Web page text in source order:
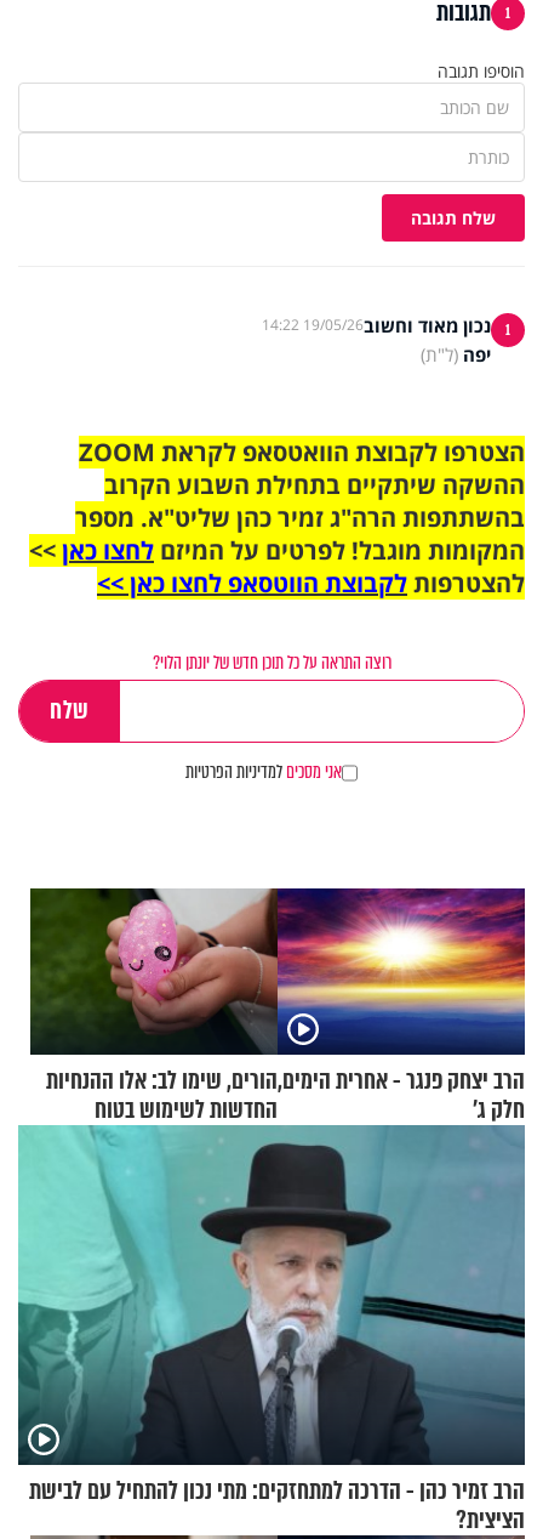
1 תגובות
הוסיפו תגובה
שלח תגובה
1 נכון מאוד וחשוב19/05/26 14:22
יפה (ל"ת)
הצטרפו לקבוצת הוואטסאפ לקראת ZOOM
ההשקה שיתקיים בתחילת השבוע הקרוב
בהשתתפות הרה"ג זמיר כהן שליט"א. מספר
המקומות מוגבל! לפרטים על המיזם לחצו כאן>>
להצטרפותלקבוצת הווטסאפ לחצו כאן >>
רוצה התראה על כל תוכן חדש של יונתן הלוי?
אני מסכיםלמדיניות הפרטיות
הרב יצחק פנגר - אחרית הימים,
חלק ג’
הורים, שימו לב: אלו ההנחיות
החדשות לשימוש בטוח
בסקווישי לאחר מקרי אשפוז
הרב זמיר כהן - הדרכה למתחזקים: מתי נכון להתחיל עם לבישת
הציצית?